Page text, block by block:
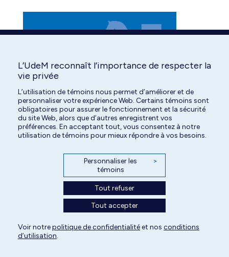
in
window
in
window
in
window
Tous droits réservés | Centre hospitalier universitaire vétérinaire de l'Université
L’UdeM reconnaît l’importance de respecter la
vie privée
L’utilisation de témoins nous permet d’améliorer et de
personnaliser votre expérience Web. Certains témoins sont
obligatoires pour assurer le fonctionnement et la sécurité
du site Web, alors que d’autres enregistrent vos
préférences. En acceptant tout, vous consentez à notre
utilisation de témoins pour mieux répondre à vos besoins.
Personnaliser les
témoins
>
Tout refuser
Tout accepter
Voir notrepolitique de confidentialitéet nos conditions
d’utilisation.